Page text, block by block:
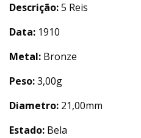
Descrição:5 Reis
Data: 1910
Metal: Bronze
Peso:3,00g
Diametro: 21,00mm
Estado: Bela